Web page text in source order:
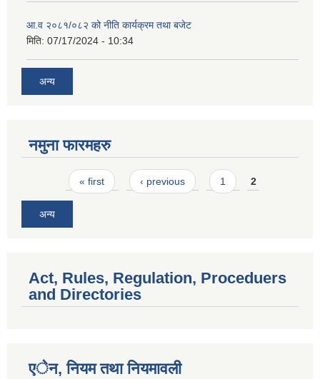
आ.व २०८१/०८२ को नीति कार्यक्रम तथा बजेट
मिति: 07/17/2024 - 10:34
अन्य
नमुना फारमहरु
Pages« first ‹ previous 1 2
अन्य
Act, Rules, Regulation, Proceduers
and Directories
एेन, नियम तथा नियमावली